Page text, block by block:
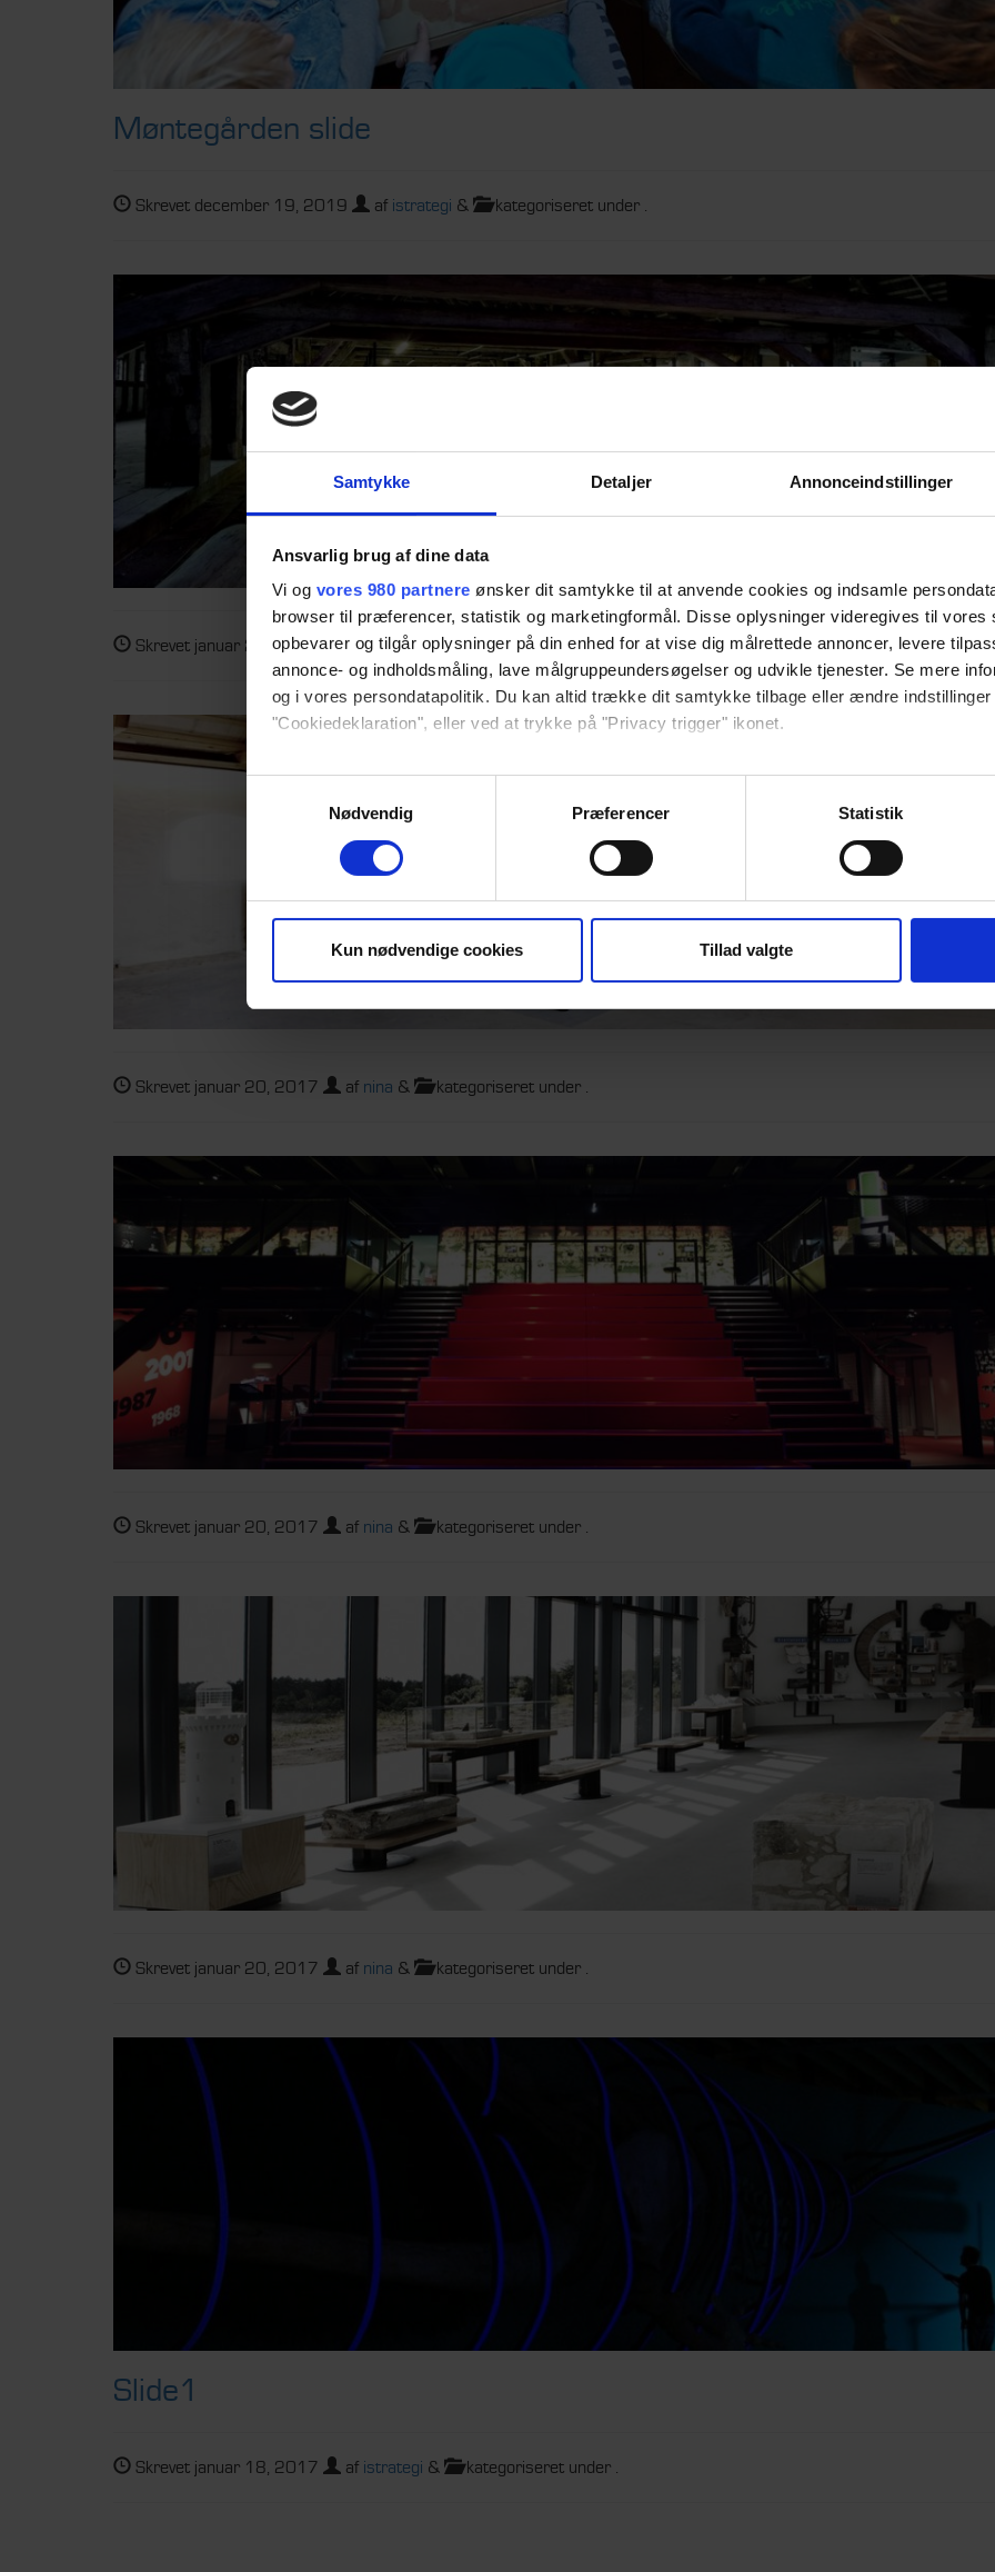
Samtykke Detaljer Annonceindstillinger
Ansvarlig brug af dine data
Vi og vores 980 partnere ønsker dit samtykke til at anvende cookies og indsamle
browser til præferencer, statistik og marketingformål. Disse oplysninger videregives til vores
opbevarer og tilgår oplysninger på din enhed for at vise dig målrettede annoncer, levere
annonce- og indholdsmåling, lave målgruppeundersøgelser og udvikle tjenester. Se mere
og i vores persondatapolitik. Du kan altid trække dit samtykke tilbage eller ændre
"Cookiedeklaration", eller ved at trykke på "Privacy trigger" ikonet.
Dine valg anvendes på hele websitet.
vores trafik. Vi deler også oplysninger om din brug af vores hjemmeside med vores partnere
Nødvendig
Præferencer Statistik
Kun nødvendige cookies Tillad valgte
Møntegården slide
Skrevet december 19, 2019 af istrategi & kategoriseret under .
Skrevet januar 20, 2017 afnina & kategoriseret under .
Skrevet januar 20, 2017 af nina & kategoriseret under .
Skrevet januar 20, 2017 af nina & kategoriseret under .
Skrevet januar 20, 2017 af nina & kategoriseret under .
Slide1
Skrevet januar 18, 2017 af istrategi & kategoriseret under .